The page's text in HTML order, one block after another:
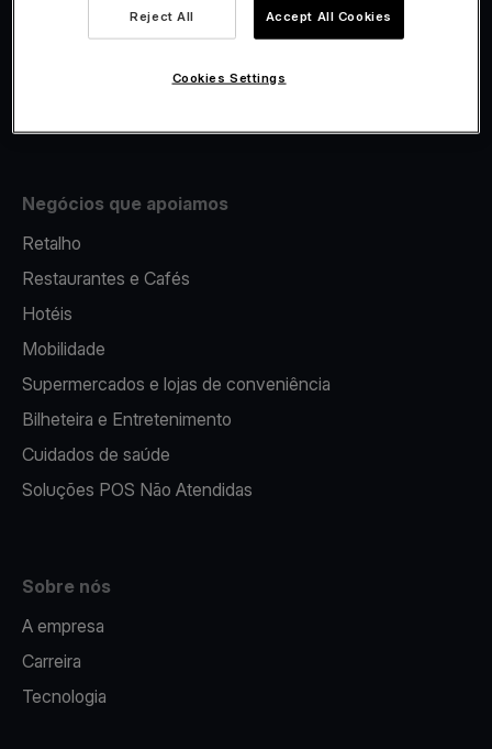
Fiscalidade
Negócios que apoiamos
Retalho
Restaurantes e Cafés
Hotéis
Mobilidade
Supermercados e lojas de conveniência
Bilheteira e Entretenimento
Cuidados de saúde
Soluções POS Não Atendidas
Sobre nós
A empresa
Carreira
Tecnologia
Reject All Accept All Cookies
Cookies Settings